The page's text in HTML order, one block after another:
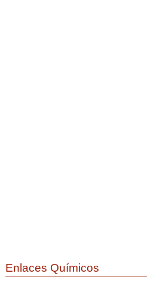
Enlaces Químicos